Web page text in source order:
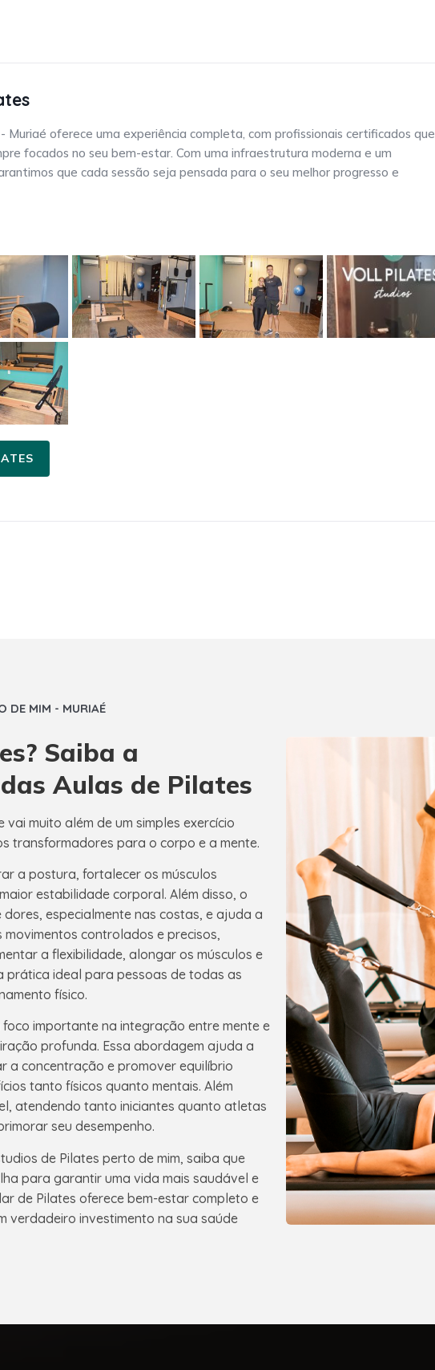
oferece uma experiência completa, com profissionais certificados que
focados no seu bem-estar. Com uma infraestrutura moderna e um
que cada sessão seja pensada para o seu melhor progresso e
DE MIM - MURIAÉ
Saiba a
Aulas de Pilates
muito além de um simples exercício
transformadores para o corpo e a mente.
a postura, fortalecer os músculos
estabilidade corporal. Além disso, o
especialmente nas costas, e ajuda a
movimentos controlados e precisos,
a flexibilidade, alongar os músculos e
prática ideal para pessoas de todas as
físico.
foco importante na integração entre mente e
profunda. Essa abordagem ajuda a
a concentração e promover equilíbrio
tanto físicos quanto mentais. Além
atendendo tanto iniciantes quanto atletas
seu desempenho.
de Pilates perto de mim, saiba que
para garantir uma vida mais saudável e
de Pilates oferece bem-estar completo e
verdadeiro investimento na sua saúde